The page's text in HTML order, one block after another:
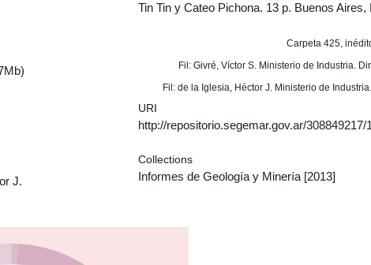
J.
Tin Tin y Cateo Pichona. 13 p. Buenos
Carpeta 425,
Fil: Givré, Víctor S. Ministerio de Industria.
Fil: de la Iglesia, Héctor J. Ministerio de
URI
http://repositorio.segemar.gov.ar/308849217/
Collections
Informes de Geología y Minería [2013]